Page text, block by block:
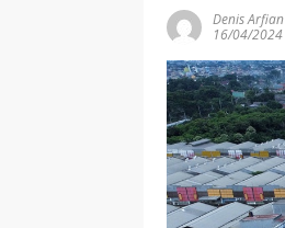
Denis Arfian
16/04/2024